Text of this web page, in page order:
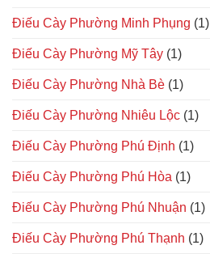
Điếu Cày Phường Minh Phụng (1)
Điếu Cày Phường Mỹ Tây (1)
Điếu Cày Phường Nhà Bè (1)
Điếu Cày Phường Nhiêu Lộc (1)
Điếu Cày Phường Phú Định (1)
Điếu Cày Phường Phú Hòa (1)
Điếu Cày Phường Phú Nhuận (1)
Điếu Cày Phường Phú Thạnh (1)